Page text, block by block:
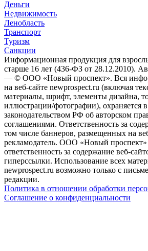
Деньги
Недвижимость
Ленобласть
Транспорт
Туризм
Санкции
Информационная продукция для
старше 16 лет (436-ФЗ от 28.12.2010).
— © ООО «Новый проспект». Вся
на веб-сайте newprospect.ru (включая
материалы, шрифт, элементы дизайна,
иллюстрации/фотографии), охраняется в
законодательством РФ об авторском
соглашениями. Ответственность за
том числе баннеров, размещенных на
рекламодатель. ООО «Новый проспект»
ответственность за содержание веб-
гиперссылки. Использование всех
newprospect.ru возможно только с
редакции.
Политика в отношении обработки
Соглашение о конфиденциальности